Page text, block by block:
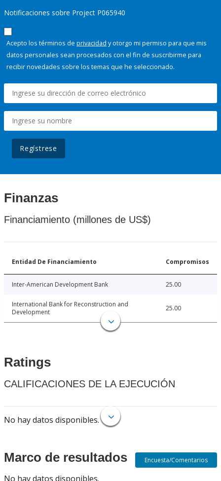
Notificaciones sobre Project P065940
Acepto los términos de privacidad y otorgo mi permiso para que mis
datos personales sean procesados con el fin de suscribirme para
recibir novedades sobre los temas que he seleccionado.
Regístrese
Finanzas
Financiamiento (millones de US$)
Entidad De Financiamiento Compromisos
Inter-American Development Bank 25.00
International Bank for Reconstruction and
Development
25.00
Ratings
CALIFICACIONES DE LA EJECUCIÓN
No hay datos disponibles.
Marco de resultados
No hay datos disponibles.
Encuesta/Comentarios